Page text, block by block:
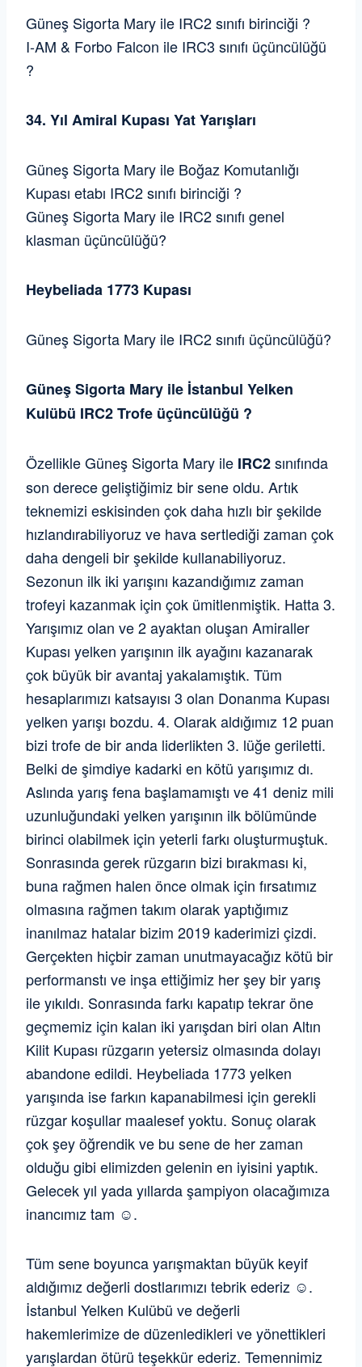
Güneş Sigorta Mary ile IRC2 sınıfı birinciği ?
I-AM & Forbo Falcon ile IRC3 sınıfı üçüncülüğü
?
34. Yıl Amiral Kupası Yat Yarışları
Güneş Sigorta Mary ile Boğaz Komutanlığı
Kupası etabı IRC2 sınıfı birinciği ?
Güneş Sigorta Mary ile IRC2 sınıfı genel
klasman üçüncülüğü?
Heybeliada 1773 Kupası
Güneş Sigorta Mary ile IRC2 sınıfı üçüncülüğü?
Güneş Sigorta Mary ile İstanbul Yelken
Kulübü IRC2 Trofe üçüncülüğü ?
Özellikle Güneş Sigorta Mary ile IRC2sınıfında
son derece geliştiğimiz bir sene oldu. Artık
teknemizi eskisinden çok daha hızlı bir şekilde
hızlandırabiliyoruz ve hava sertlediği zaman çok
daha dengeli bir şekilde kullanabiliyoruz.
Sezonun ilk iki yarışını kazandığımız zaman
trofeyi kazanmak için çok ümitlenmiştik. Hatta 3.
Yarışımız olan ve 2 ayaktan oluşan Amiraller
Kupası yelken yarışının ilk ayağını kazanarak
çok büyük bir avantaj yakalamıştık. Tüm
hesaplarımızı katsayısı 3 olan Donanma Kupası
yelken yarışı bozdu. 4. Olarak aldığımız 12 puan
bizi trofe de bir anda liderlikten 3. lüğe geriletti.
Belki de şimdiye kadarki en kötü yarışımız dı.
Aslında yarış fena başlamamıştı ve 41 deniz mili
uzunluğundaki yelken yarışının ilk bölümünde
birinci olabilmek için yeterli farkı oluşturmuştuk.
Sonrasında gerek rüzgarın bizi bırakması ki,
buna rağmen halen önce olmak için fırsatımız
olmasına rağmen takım olarak yaptığımız
inanılmaz hatalar bizim 2019 kaderimizi çizdi.
Gerçekten hiçbir zaman unutmayacağız kötü bir
performanstı ve inşa ettiğimiz her şey bir yarış
ile yıkıldı. Sonrasında farkı kapatıp tekrar öne
geçmemiz için kalan iki yarışdan biri olan Altın
Kilit Kupası rüzgarın yetersiz olmasında dolayı
abandone edildi. Heybeliada 1773 yelken
yarışında ise farkın kapanabilmesi için gerekli
rüzgar koşullar maalesef yoktu. Sonuç olarak
çok şey öğrendik ve bu sene de her zaman
olduğu gibi elimizden gelenin en iyisini yaptık.
Gelecek yıl yada yıllarda şampiyon olacağımıza
inancımız tam ☺️.
Tüm sene boyunca yarışmaktan büyük keyif
aldığımız değerli dostlarımızı tebrik ederiz ☺️.
İstanbul Yelken Kulübü ve değerli
hakemlerimize de düzenledikleri ve yönettikleri
yarışlardan ötürü teşekkür ederiz. Temennimiz